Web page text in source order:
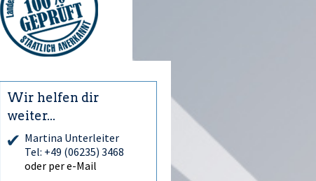
Wir helfen dir
weiter...
Martina Unterleiter
Tel: +49 (06235) 3468
oder per e-Mail